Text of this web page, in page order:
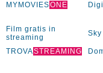
MYMOVIESONE
Film gratis in
streaming
Sky
TROVASTREAMING